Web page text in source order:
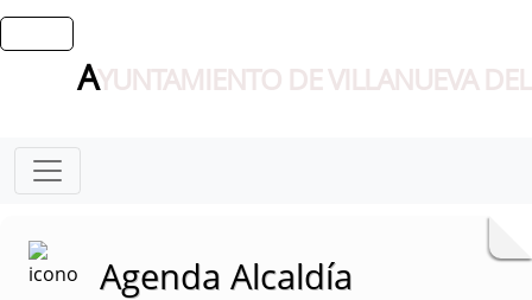
AYUNTAMIENTO DE VILLANUEVA
Agenda Alcaldía